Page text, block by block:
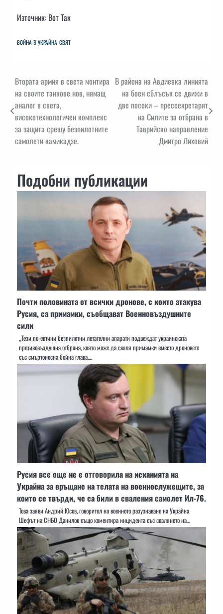
Източник: Вот Так
ВОЙНА В УКРАЙНА СВЯТ
Навигация
Втората армия в света монтира
на своите танкове нов, нямащ
аналог в света,
високотехнологичен комплекс
за защита срещу безпилотните
самолети камикадзе.
В района на Авдиевка линията
на боен сблъсък се движи в
две посоки – прессекретарят
на Силите за отбрана в
Таврийско направление
Дмитро Лиховий
Подобни публикации
Почти половината от всички дронове, с които атакува
Русия, са примамки, съобщават Военновъздушните
сили
„Тези по-евтини безпилотни летателни апарати подвеждат украинската
противовъздушна отбрана, която може да сваля примамки вместо дроновете
със смъртоносна бойна глава.…
Русия все още не е отговорила на исканията на
Украйна за връщане на телата на военнослужещите, за
които се твърди, че са били в сваления самолет Ил-76.
Това заяви Андрий Юсов, говорител на военното разузнаване на Украйна.
Шефът на СНБО Данилов също коментира инцидента със свалянето на…